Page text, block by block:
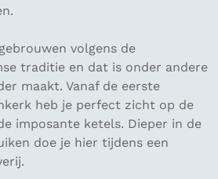
volgens de
traditie en dat is onder andere
maakt. Vanaf de eerste
heb je perfect zicht op de
imposante ketels. Dieper in de
doe je hier tijdens een